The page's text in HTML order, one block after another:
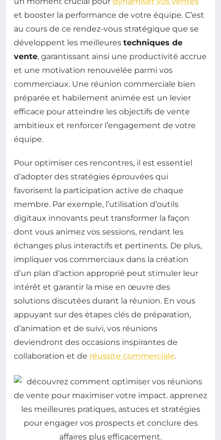
et booster la performance de votre équipe. C’est
au cours de ce rendez-vous stratégique que se
développent les meilleures techniques de
vente, garantissant ainsi une productivité accrue
et une motivation renouvelée parmi vos
commerciaux. Une réunion commerciale bien
préparée et habilement animée est un levier
efficace pour atteindre les objectifs de vente
ambitieux et renforcer l’engagement de votre
équipe.
Pour optimiser ces rencontres, il est essentiel
d’adopter des stratégies éprouvées qui
favorisent la participation active de chaque
membre. Par exemple, l’utilisation d’outils
digitaux innovants peut transformer la façon
dont vous animez vos sessions, rendant les
échanges plus interactifs et pertinents. De plus,
impliquer vos commerciaux dans la création
d’un plan d’action approprié peut stimuler leur
intérêt et garantir la mise en œuvre des
solutions discutées durant la réunion. En vous
appuyant sur des étapes clés de préparation,
d’animation et de suivi, vos réunions
deviendront des occasions inspirantes de
collaboration et de réussite commerciale.